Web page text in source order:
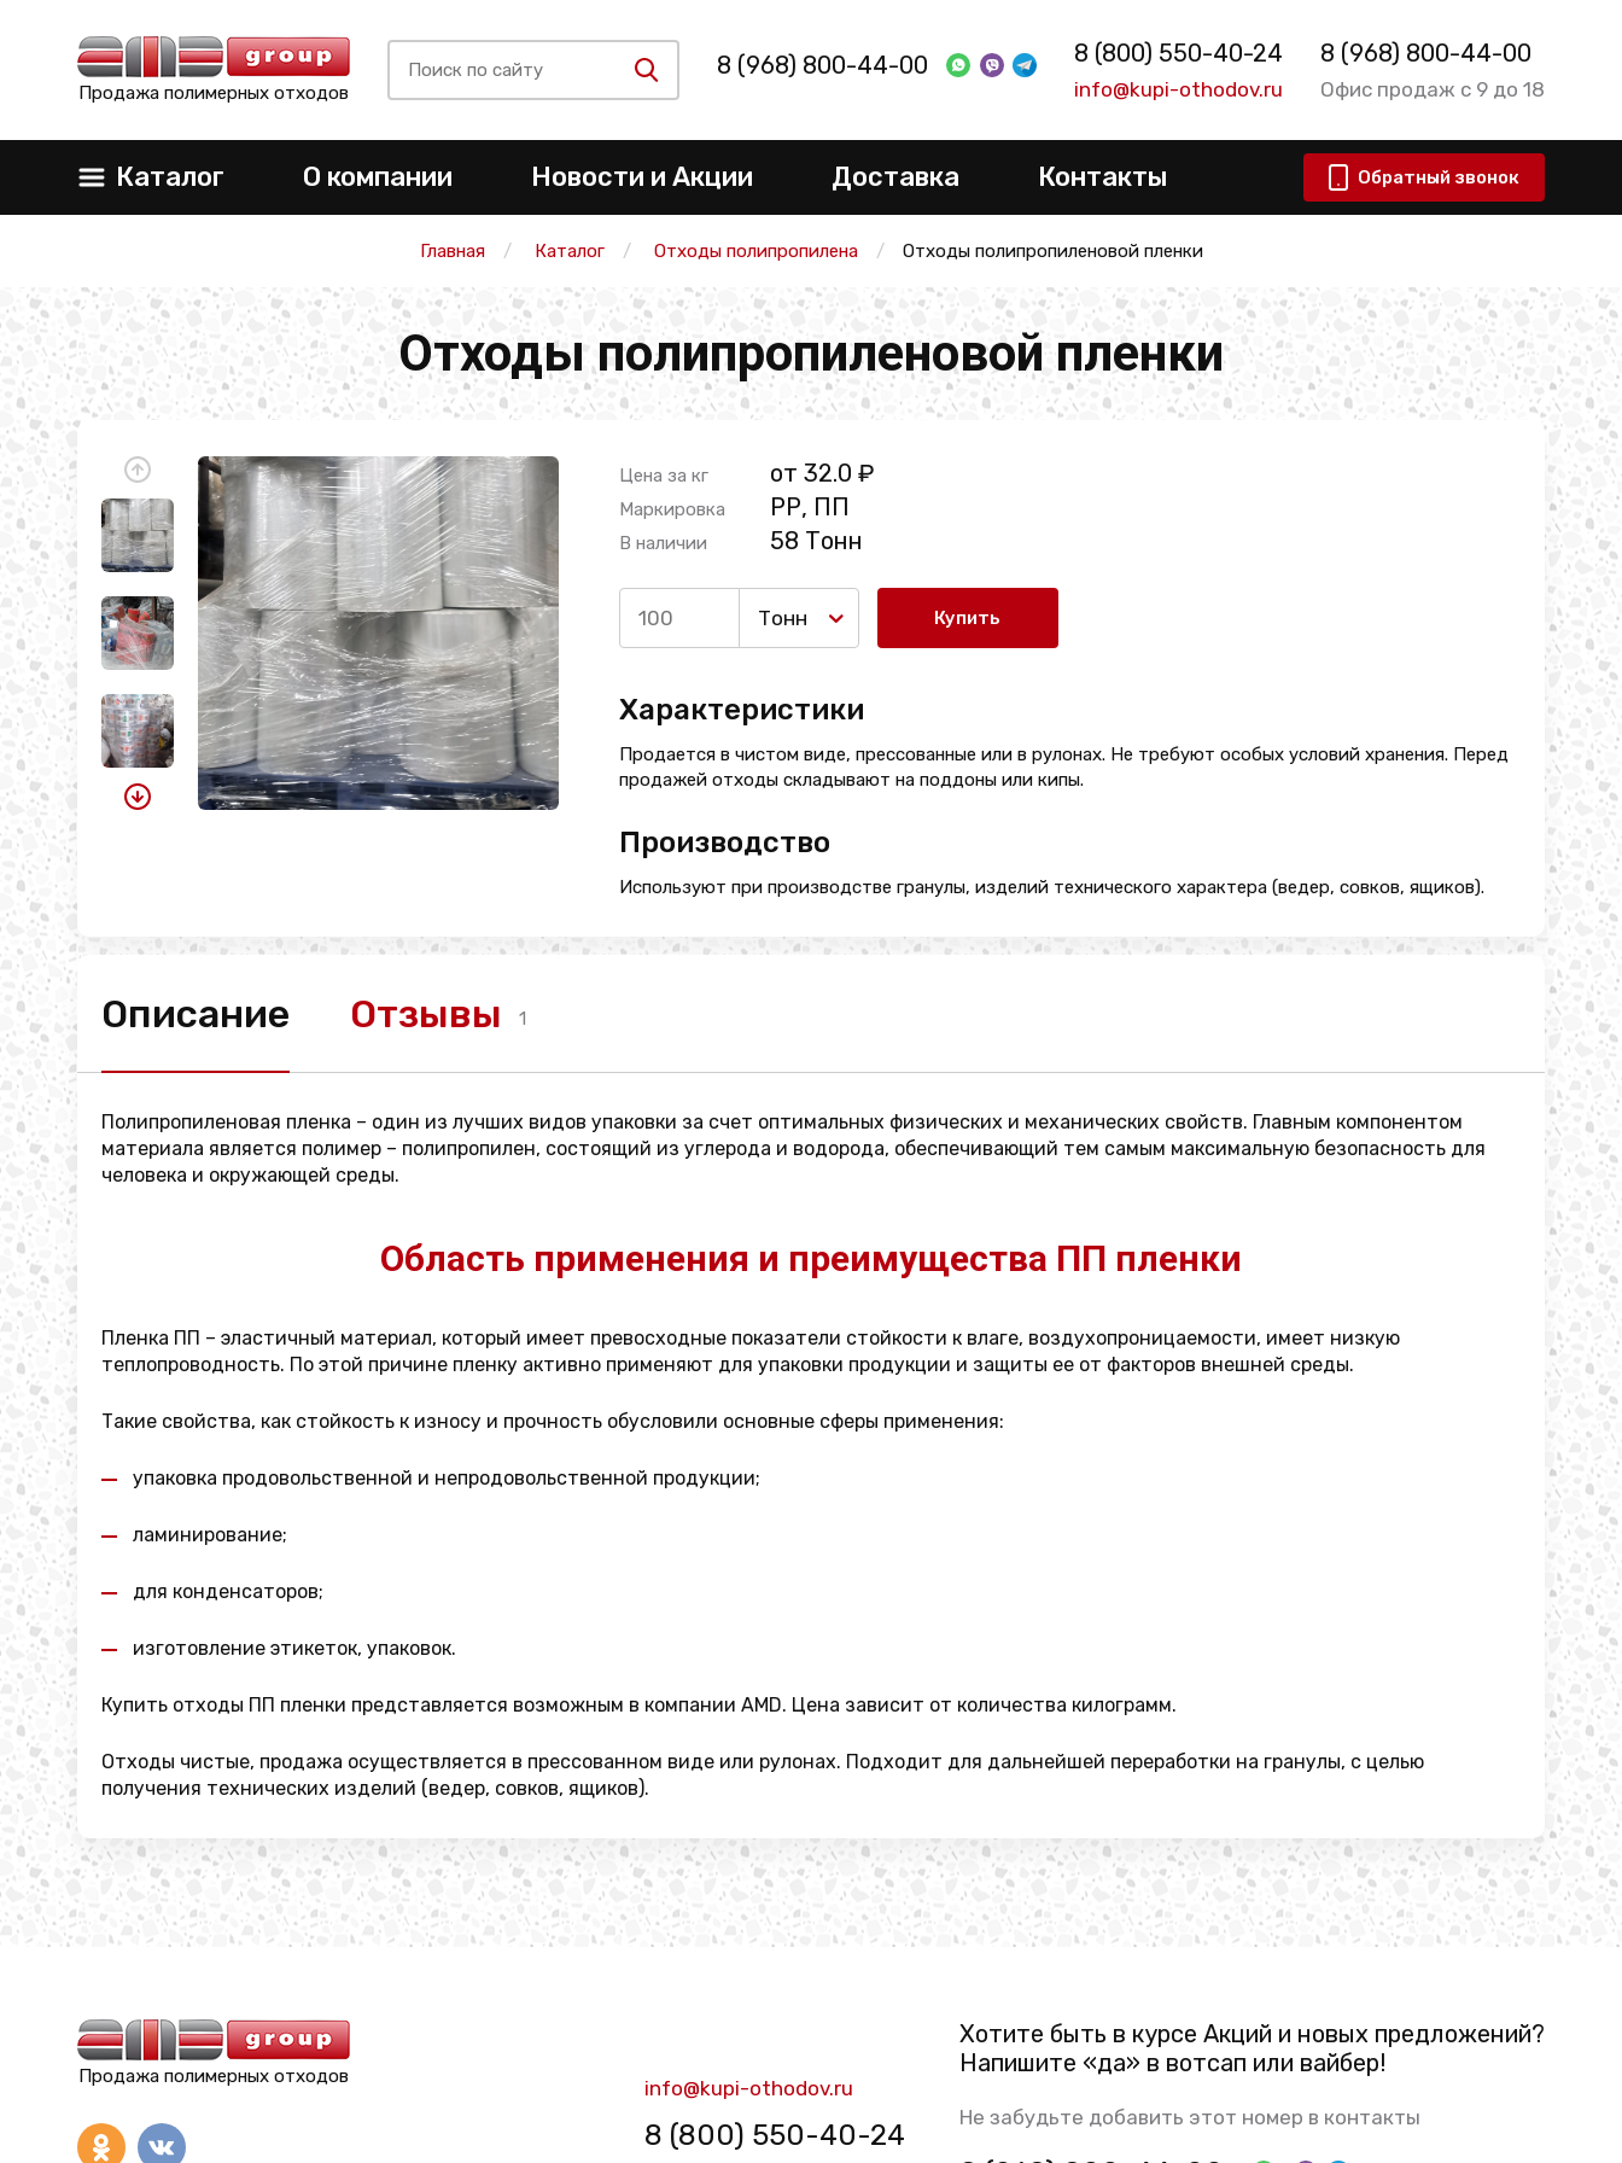
Продажа полимерных отходов
8 (968) 800-44-00 8 (800) 550-40-24
info@kupi-othodov.ru
8 (968) 800-44-00
Офис продаж с 9 до 18
Каталог О компании Новости и Акции Доставка Контакты Обратный звонок
Главная Каталог Отходы полипропилена Отходы полипропиленовой пленки
Отходы полипропиленовой пленки
Цена за кг от 32.0 ₽
Маркировка РР, ПП
В наличии 58 Тонн
Тонн Купить
Характеристики
Продается в чистом виде, прессованные или в рулонах. Не требуют особых условий хранения. Перед
продажей отходы складывают на поддоны или кипы.
Производство
Используют при производстве гранулы, изделий технического характера (ведер, совков, ящиков).
Описание Отзывы 1
Полипропиленовая пленка – один из лучших видов упаковки за счет оптимальных физических и механических свойств. Главным компонентом
материала является полимер – полипропилен, состоящий из углерода и водорода, обеспечивающий тем самым максимальную безопасность для
человека и окружающей среды.
Область применения и преимущества ПП пленки
Пленка ПП – эластичный материал, который имеет превосходные показатели стойкости к влаге, воздухопроницаемости, имеет низкую
теплопроводность. По этой причине пленку активно применяют для упаковки продукции и защиты ее от факторов внешней среды.
Такие свойства, как стойкость к износу и прочность обусловили основные сферы применения:
упаковка продовольственной и непродовольственной продукции;
ламинирование;
для конденсаторов;
изготовление этикеток, упаковок.
Купить отходы ПП пленки представляется возможным в компании AMD. Цена зависит от количества килограмм.
Отходы чистые, продажа осуществляется в прессованном виде или рулонах. Подходит для дальнейшей переработки на гранулы, с целью
получения технических изделий (ведер, совков, ящиков).
Продажа полимерных отходов info@kupi-othodov.ru
8 (800) 550-40-24
Хотите быть в курсе Акций и новых предложений?
Напишите «да» в вотсап или вайбер!
Не забудьте добавить этот номер в контакты